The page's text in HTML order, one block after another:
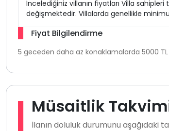
İncelediğiniz villanın fiyatları Villa
değişmektedir. Villalarda genellikle
Fiyat Bilgilendirme
5 geceden daha az konaklamalarda 5000
Müsaitlik
İlanın doluluk durumunu aşağıdaki